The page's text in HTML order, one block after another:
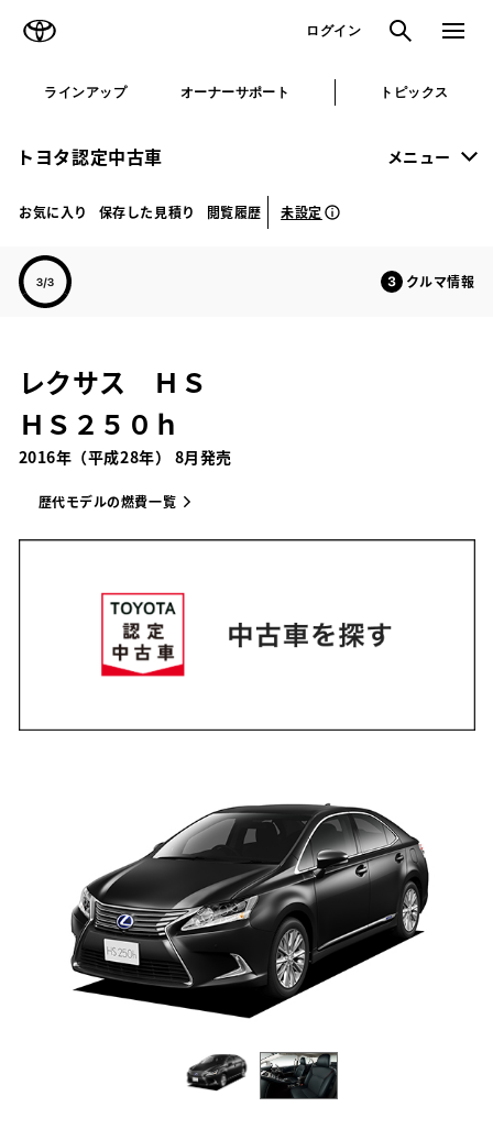
ログイン 検索 メニュ
ラインアップ オーナーサポート トピックス
トヨタ認定中古車 メニュー
お気に入り 保存した見積り 閲覧履歴 未設定
クルマ情報
レクサス ＨＳ
ＨＳ２５０ｈ
2016年（平成28年） 8月発売
歴代モデルの燃費一覧